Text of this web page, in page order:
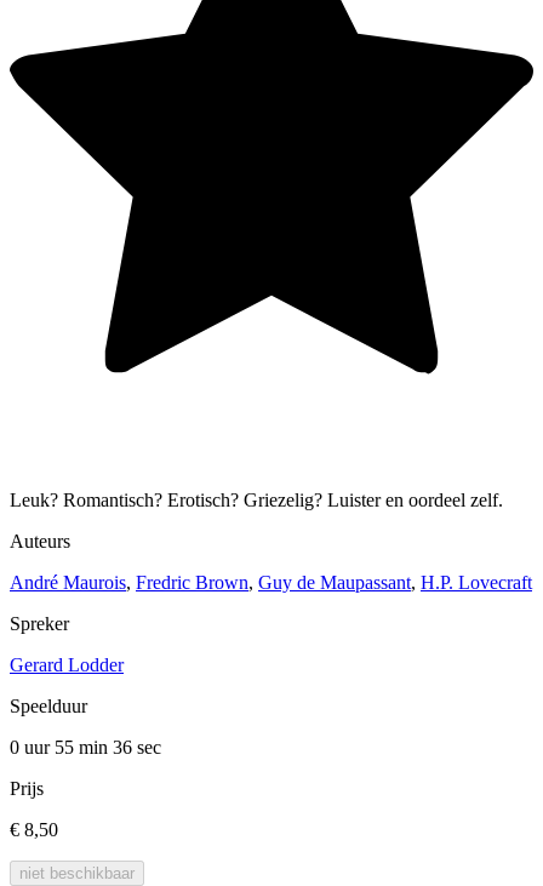
Leuk? Romantisch? Erotisch? Griezelig? Luister en oordeel zelf.
Auteurs
André Maurois, Fredric Brown, Guy de Maupassant, H.P. Lovecraft
Spreker
Gerard Lodder
Speelduur
0 uur 55 min 36 sec
Prijs
€ 8,50
niet beschikbaar